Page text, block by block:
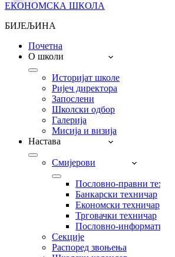
ЕКОНОМСКА ШКОЛА
БИЈЕЉИНА
Почетна
О школи
Историјат школе
Ријеч директора
Запослени
Школски одбор
Галерија
Мисија и визија
Настава
Смијерови
Пословно-правни
Банкарски техничар
Економски техничар
Трговачки техничар
Пословно-
Секције
Распоред звоњења